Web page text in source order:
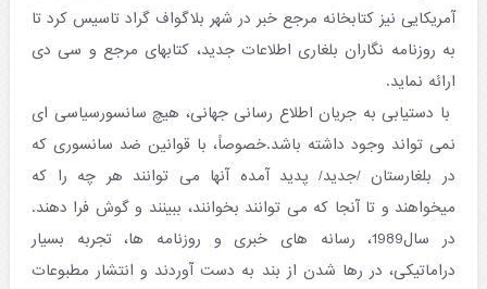
آمریکایی نیز کتابخانه مرجع خبر در شهر بلاگواف گراد تاسیس کرد تا
به روزنامه نگاران بلغاری اطلاعات جدید، کتابهای مرجع و سی دی
ارائه نماید.
با دستیابی به جریان اطلاع رسانی جهانی، هیچ سانسورسیاسی ای
نمی تواند وجود داشته باشد.خصوصاً، با قوانین ضد سانسوری که
در بلغارستان /جدید/ پدید آمده آنها می توانند هر چه را که
میخواهند و تا آنجا که می توانند بخوانند، ببینند و گوش فرا دهند.
در سال1989، رسانه های خبری و روزنامه ها، تجربه بسیار
دراماتیکی، در رها شدن از بند به دست آوردند و انتشار مطبوعات